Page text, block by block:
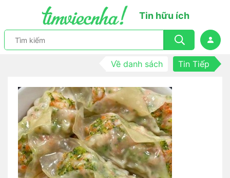
Tin hữu ích
Về danh sách Tin Tiếp